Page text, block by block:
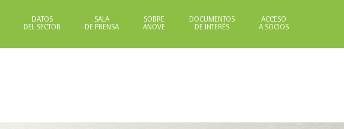
DATOS
DEL SECTOR
SALA
DE PRENSA
SOBRE
ANOVE
DOCUMENTOS
DE INTERÉS
ACCESO
A SOCIOS